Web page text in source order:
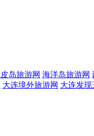
岛旅游网 海洋岛旅游网
大连境外旅游网 大连发现